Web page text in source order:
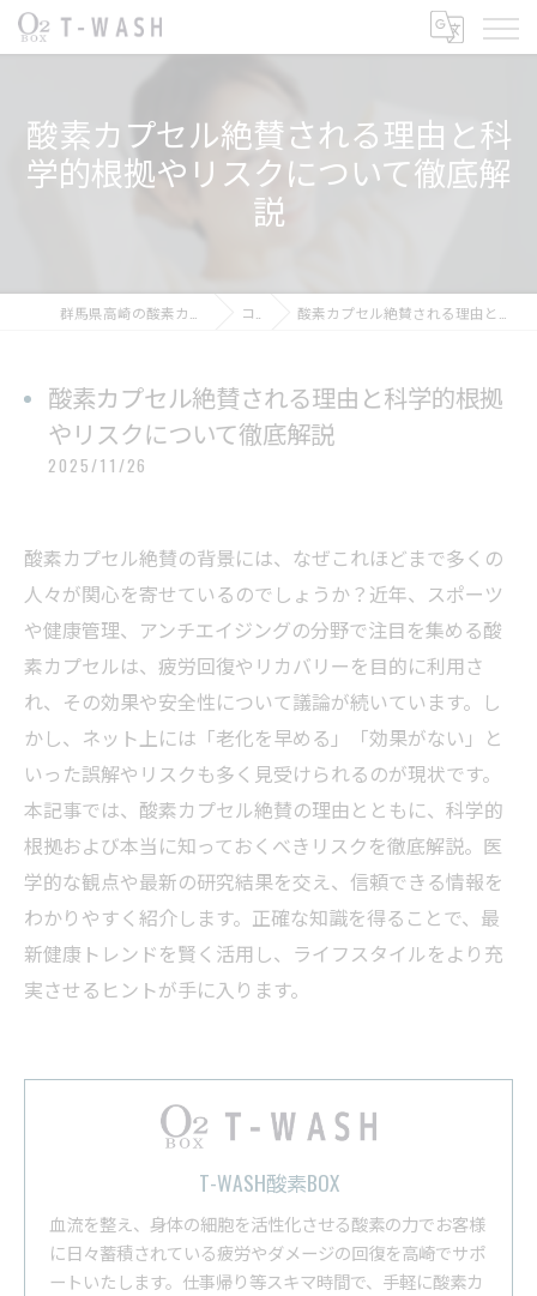
酸素カプセル絶賛される理由と科
学的根拠やリスクについて徹底解
説
コラム 酸素カプセル絶賛される理由と科学的根拠やリスクについて徹底解説
酸素カプセル絶賛される理由と科学的根拠
やリスクについて徹底解説
2025/11/26
酸素カプセル絶賛の背景には、なぜこれほどまで多くの
人々が関心を寄せているのでしょうか？近年、スポーツ
や健康管理、アンチエイジングの分野で注目を集める酸
素カプセルは、疲労回復やリカバリーを目的に利用さ
れ、その効果や安全性について議論が続いています。し
かし、ネット上には「老化を早める」「効果がない」と
いった誤解やリスクも多く見受けられるのが現状です。
本記事では、酸素カプセル絶賛の理由とともに、科学的
根拠および本当に知っておくべきリスクを徹底解説。医
学的な観点や最新の研究結果を交え、信頼できる情報を
わかりやすく紹介します。正確な知識を得ることで、最
新健康トレンドを賢く活用し、ライフスタイルをより充
実させるヒントが手に入ります。
T-WASH酸素BOX
血流を整え、身体の細胞を活性化させる酸素の力でお客様
に日々蓄積されている疲労やダメージの回復を高崎でサポ
ートいたします。仕事帰り等スキマ時間で、手軽に酸素カ